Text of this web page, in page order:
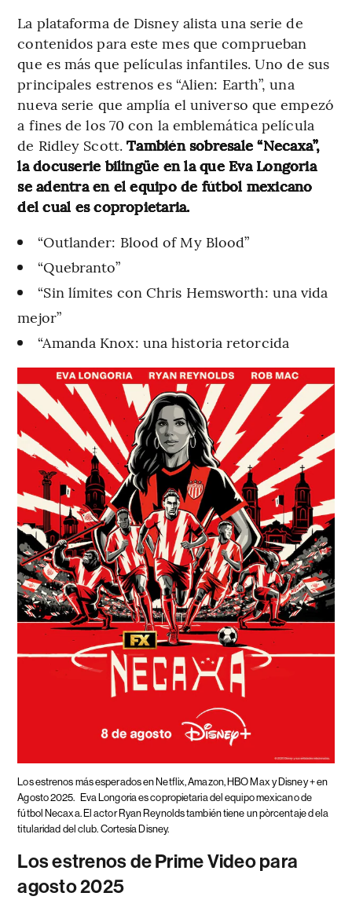
La plataforma de Disney alista una serie de
contenidos para este mes que comprueban
que es más que películas infantiles. Uno de sus
principales estrenos es “Alien: Earth”, una
nueva serie que amplía el universo que empezó
a fines de los 70 con la emblemática película
de Ridley Scott.También sobresale “Necaxa”,
la docuserie bilingüe en la que Eva Longoria
se adentra en el equipo de fútbol mexicano
del cual es copropietaria.
“Outlander: Blood of My Blood”
“Quebranto”
“Sin límites con Chris Hemsworth: una vida
mejor”
“Amanda Knox: una historia retorcida
Los estrenos más esperados en Netflix, Amazon, HBO Max y Disney + en
Agosto 2025. Eva Longoria es copropietaria del equipo mexicano de
fútbol Necaxa. El actor Ryan Reynolds también tiene un pòrcentaje d ela
titularidad del club. Cortesía Disney.
Los estrenos de Prime Video para
agosto 2025